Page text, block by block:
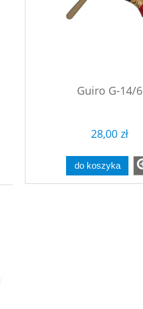
Guiro G-14/6
28,00 zł
do koszyka